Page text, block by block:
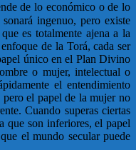
de lo económico o de lo
ingenuo, pero existe
es totalmente ajena a la
de la Torá, cada ser
único en el Plan Divino
o mujer, intelectual o
el entendimiento
el papel de la mujer no
Cuando superas ciertas
que son inferiores, el papel
el mundo secular puede